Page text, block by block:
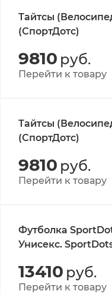
Тайтсы
(СпортДотс)
9810 руб.
Перейти к товару
Тайтсы
(СпортДотс)
9810 руб.
Перейти к товару
Футболка
Унисекс.
13410 руб.
Перейти к товару